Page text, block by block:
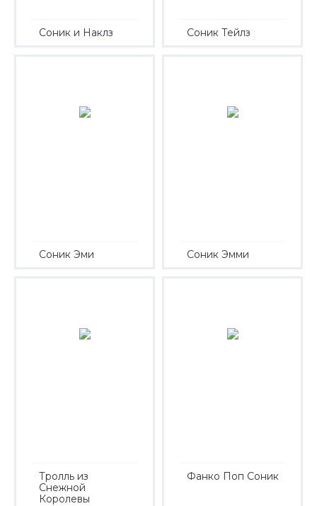
Соник и Наклз Соник Тейлз
Соник Эми Соник Эмми
Тролль из
Снежной
Королевы
Фанко Поп Соник